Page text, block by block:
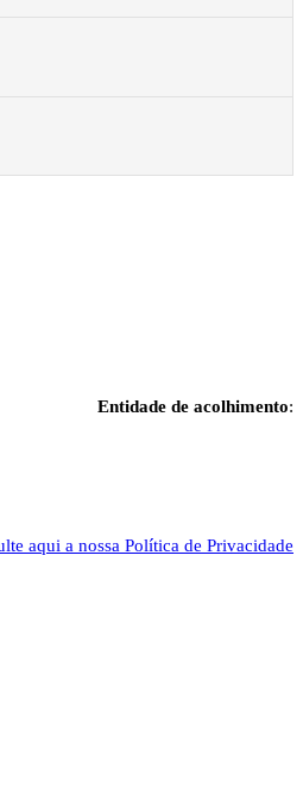
Entidade de acolhimento:
aqui a nossa Política de Privacidade